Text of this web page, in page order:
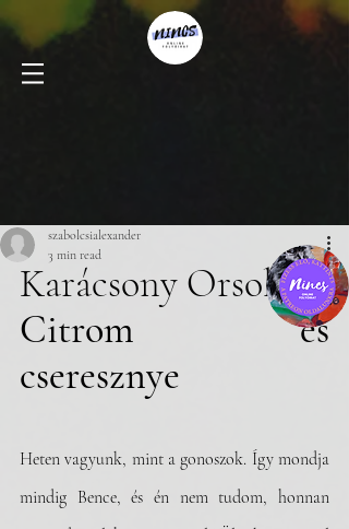
szabolcsialexander
3 min read
Karácsony Orsolya
Citrom és
cseresznye
Heten vagyunk, mint a gonoszok. Így mondja
mindig Bence, és én nem tudom, honnan